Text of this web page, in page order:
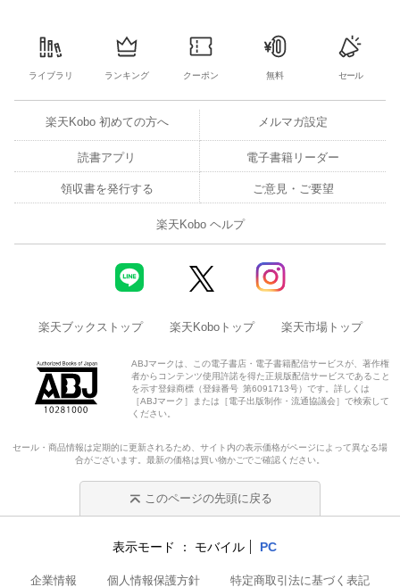
ライブラリ ランキング クーポン 無料 セール
楽天Kobo 初めての方へ メルマガ設定
読書アプリ 電子書籍リーダー
領収書を発行する ご意見・ご要望
楽天Kobo ヘルプ
楽天ブックストップ 楽天Koboトップ 楽天市場トップ
ABJマークは、この電子書店・電子書籍配信サービスが、著作権
者からコンテンツ使用許諾を得た正規版配信サービスであること
を示す登録商標（登録番号 第6091713号）です。詳しくは
［ABJマーク］または［電子出版制作・流通協議会］で検索して
ください。
セール・商品情報は定期的に更新されるため、サイト内の表示価格がページによって異なる場
合がございます。最新の価格は買い物かごでご確認ください。
このページの先頭に戻る
表示モード モバイル PC
企業情報 個人情報保護方針 特定商取引法に基づく表記